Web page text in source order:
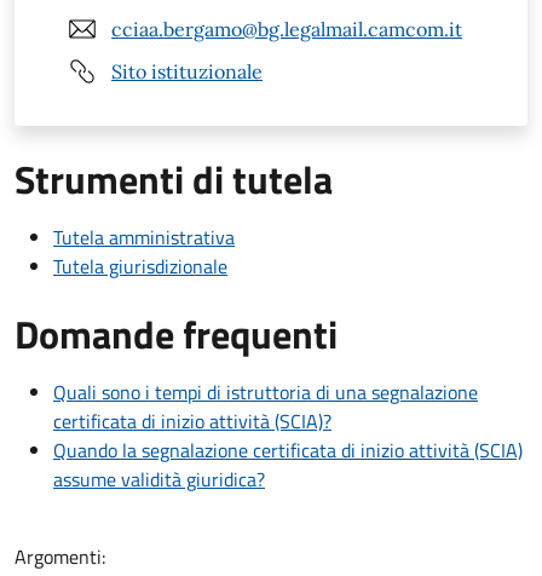
cciaa.bergamo@bg.legalmail.camcom.it
Sito istituzionale
Strumenti di tutela
Tutela amministrativa
Tutela giurisdizionale
Domande frequenti
Quali sono i tempi di istruttoria di una segnalazione
certificata di inizio attività (SCIA)?
Quando la segnalazione certificata di inizio attività (SCIA)
assume validità giuridica?
Argomenti: